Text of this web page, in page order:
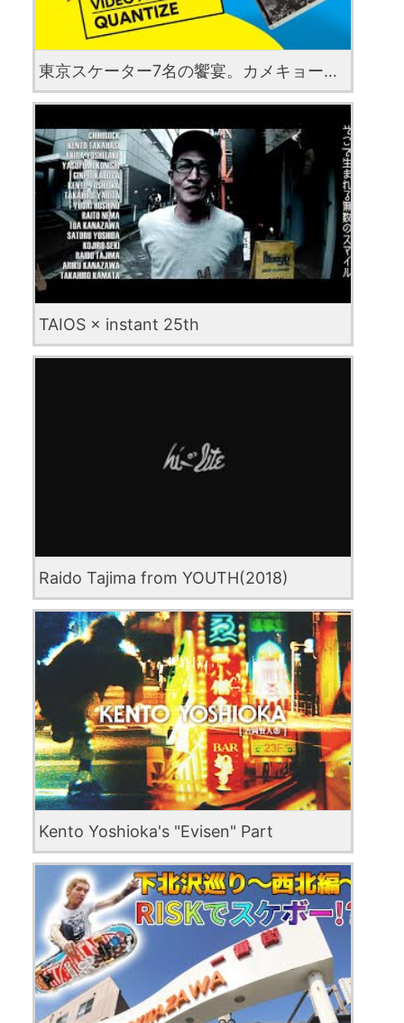
東京スケーター7名の饗宴。カメキョーのデビュー作『QUANTIZE』（2019年作品）
TAIOS × instant 25th
Raido Tajima from YOUTH(2018)
Kento Yoshioka's "Evisen" Part